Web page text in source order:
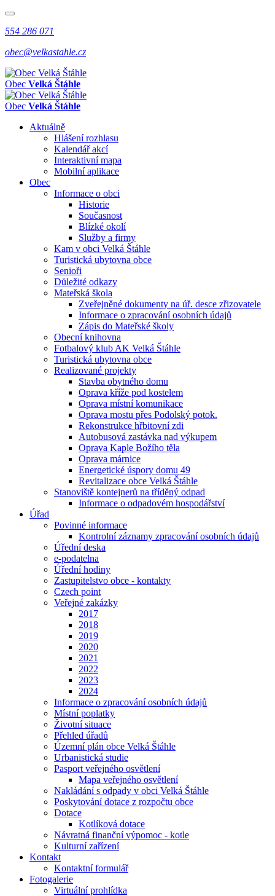
554 286 071
obec@velkastahle.cz
Obec Velká Štáhle
Obec Velká Štáhle
Aktuálně
Hlášení rozhlasu
Kalendář akcí
Interaktivní mapa
Mobilní aplikace
Obec
Informace o obci
Historie
Současnost
Blízké okolí
Služby a firmy
Kam v obci Velká Štáhle
Turistická ubytovna obce
Senioři
Důležité odkazy
Mateřská škola
Zveřejněné dokumenty na úř. desce zřizovatele
Informace o zpracování osobních údajů
Zápis do Mateřské školy
Obecní knihovna
Fotbalový klub AK Velká Štáhle
Turistická ubytovna obce
Realizované projekty
Stavba obytného domu
Oprava kříže pod kostelem
Oprava místní komunikace
Oprava mostu přes Podolský potok.
Rekonstrukce hřbitovní zdi
Autobusová zastávka nad výkupem
Oprava Kaple Božího těla
Oprava márnice
Energetické úspory domu 49
Revitalizace obce Velká Štáhle
Stanoviště kontejnerů na tříděný odpad
Informace o odpadovém hospodářství
Úřad
Povinné informace
Kontrolní záznamy zpracování osobních údajů
Úřední deska
e-podatelna
Úřední hodiny
Zastupitelstvo obce - kontakty
Czech point
Veřejné zakázky
2017
2018
2019
2020
2021
2022
2023
2024
Informace o zpracování osobních údajů
Místní poplatky
Životní situace
Přehled úřadů
Územní plán obce Velká Štáhle
Urbanistická studie
Pasport veřejného osvětlení
Mapa veřejného osvětlení
Nakládání s odpady v obci Velká Štáhle
Poskytování dotace z rozpočtu obce
Dotace
Kotlíková dotace
Návratná finanční výpomoc - kotle
Kulturní zařízení
Kontakt
Kontaktní formulář
Fotogalerie
Virtuální prohlídka